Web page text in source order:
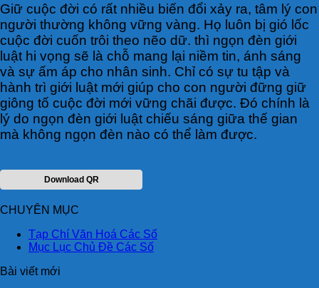
Giữ cuộc đời có rất nhiều biến đổi xảy ra, tâm lý con
người thường không vững vàng. Họ luôn bị gió lốc
cuộc đời cuốn trôi theo nẽo dữ. thì ngọn đèn giới
luật hi vọng sẽ là chỗ mang lại niềm tin, ánh sáng
và sự ấm áp cho nhân sinh. Chỉ có sự tu tập và
hành trì giới luật mới giúp cho con người đững giữ
giông tố cuộc đời mới vững chãi được. Đó chính là
lý do ngọn đèn giới luật chiếu sáng giữa thế gian
mà không ngọn đèn nào có thể làm được.
Download QR
CHUYÊN MỤC
Tạp Chí Văn Hoá Các Số
Mục Lục Chủ Đề Các Số
Bài viết mới